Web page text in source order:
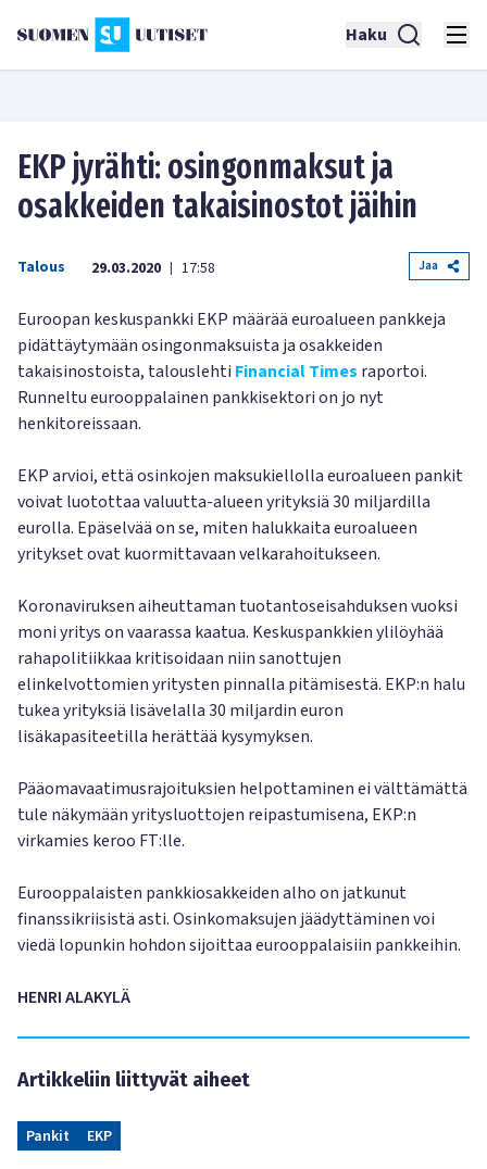
Haku
EKP jyrähti: osingonmaksut ja
osakkeiden takaisinostot jäihin
Talous 29.03.2020 | 17:58 Jaa
Euroopan keskuspankki EKP määrää euroalueen pankkeja
pidättäytymään osingonmaksuista ja osakkeiden
takaisinostoista, talouslehti Financial Times raportoi.
Runneltu eurooppalainen pankkisektori on jo nyt
henkitoreissaan.
EKP arvioi, että osinkojen maksukiellolla euroalueen pankit
voivat luotottaa valuutta-alueen yrityksiä 30 miljardilla
eurolla. Epäselvää on se, miten halukkaita euroalueen
yritykset ovat kuormittavaan velkarahoitukseen.
Koronaviruksen aiheuttaman tuotantoseisahduksen vuoksi
moni yritys on vaarassa kaatua. Keskuspankkien ylilöyhää
rahapolitiikkaa kritisoidaan niin sanottujen
elinkelvottomien yritysten pinnalla pitämisestä. EKP:n halu
tukea yrityksiä lisävelalla 30 miljardin euron
lisäkapasiteetilla herättää kysymyksen.
Pääomavaatimusrajoituksien helpottaminen ei välttämättä
tule näkymään yritysluottojen reipastumisena, EKP:n
virkamies keroo FT:lle.
Eurooppalaisten pankkiosakkeiden alho on jatkunut
finanssikriisistä asti. Osinkomaksujen jäädyttäminen voi
viedä lopunkin hohdon sijoittaa eurooppalaisiin pankkeihin.
HENRI ALAKYLÄ
Artikkeliin liittyvät aiheet
Pankit EKP